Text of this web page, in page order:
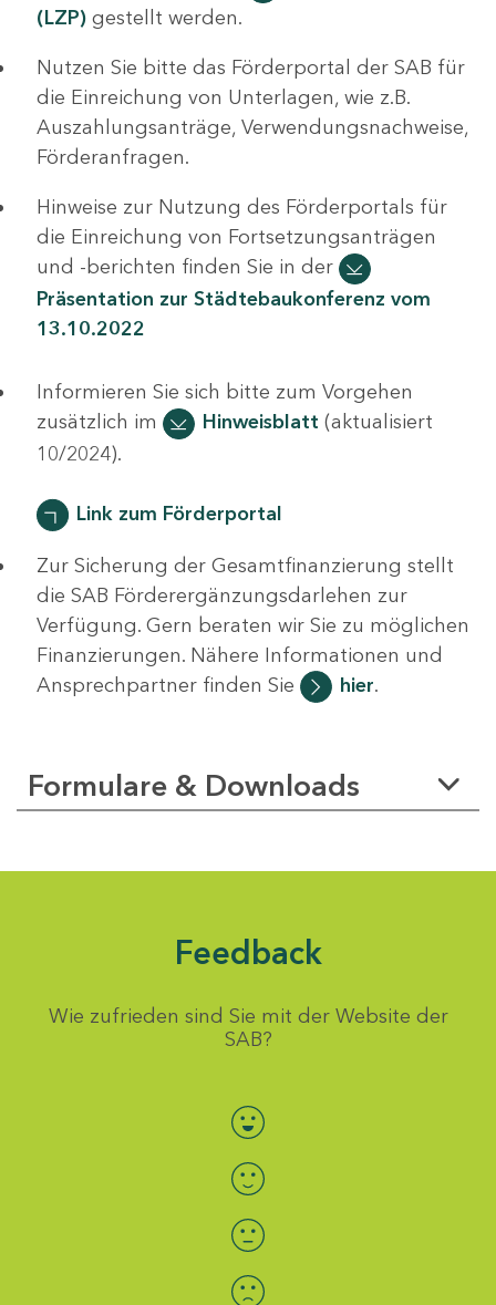
(LZP) gestellt werden.
Nutzen Sie bitte das Förderportal der SAB für
die Einreichung von Unterlagen, wie z.B.
Auszahlungsanträge, Verwendungsnachweise,
Förderanfragen.
Hinweise zur Nutzung des Förderportals für
die Einreichung von Fortsetzungsanträgen
und -berichten finden Sie in der
Präsentation zur Städtebaukonferenz vom
13.10.2022
Informieren Sie sich bitte zum Vorgehen
zusätzlich im
Hinweisblatt (aktualisiert
10/2024).
Link zum Förderportal
Zur Sicherung der Gesamtfinanzierung stellt
die SAB Förderergänzungsdarlehen zur
Verfügung. Gern beraten wir Sie zu möglichen
Finanzierungen. Nähere Informationen und
Ansprechpartner finden Sie
hier.
Formulare & Downloads
Feedback
Wie zufrieden sind Sie mit der Website der
SAB?
Bewertung auswählen